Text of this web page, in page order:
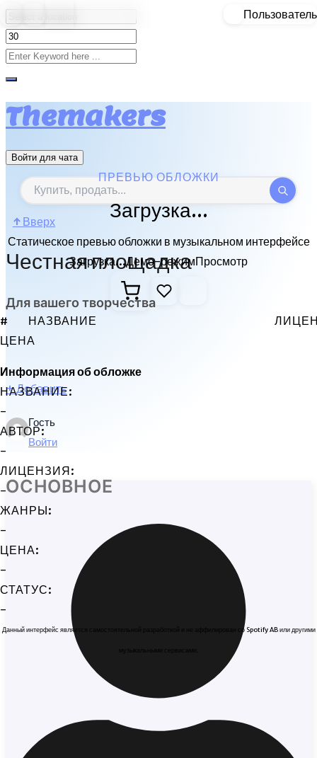
Skip to content
Themakers
Войти для чата
↑ Вверх
Честная площадка
Для вашего творчества
+Добавить
Гость
Войти
ОСНОВНОЕ
Пользователь
ПРЕВЬЮ ОБЛОЖКИ
Загрузка...
Статическое превью обложки в музыкальном интерфейсе
Загрузка...Демо-режимПросмотр
# НАЗВАНИЕ
ЦЕНА
Информация об обложке
НАЗВАНИЕ:
-
АВТОР:
-
ЛИЦЕНЗИЯ:
-
ЖАНРЫ:
-
ЦЕНА:
-
СТАТУС:
-
Данный интерфейс является самостоятельной разработкой и не аффилирован со Spotify AB или другими
музыкальными сервисами.